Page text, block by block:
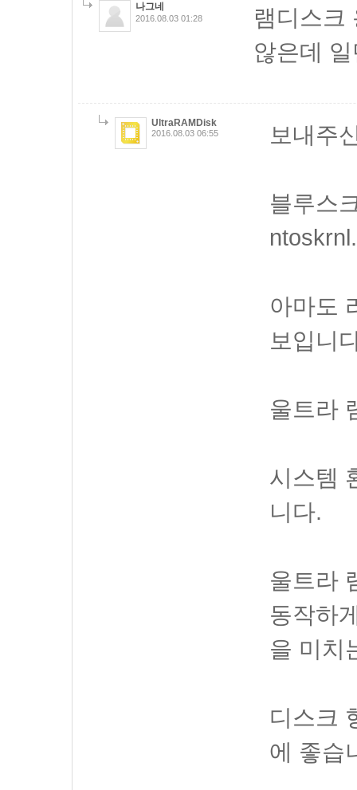
나그네
2016.08.03 01:28
램디스크
않은데
UltraRAMDisk
2016.08.03 06:55 보내주
블루스
아마도
보입니
울트라
시스템
니다.
울트라
동작하
을 미치
디스크
에 좋습